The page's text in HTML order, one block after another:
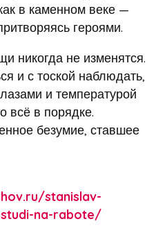
в каменном веке —
героями.
никогда не изменятся.
и с тоской наблюдать,
и температурой
всё в порядке.
безумие, ставшее
stanislav-
na-rabote/